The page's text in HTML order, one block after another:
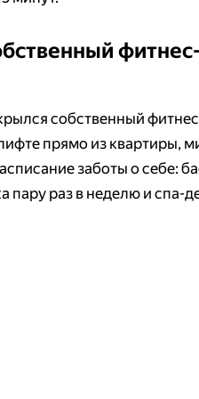
фитнес-
собственный
прямо из квартиры,
заботы о себе:
пару раз в неделю и спа-